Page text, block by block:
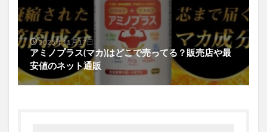
2025年11月17日
アミノプラス(マカ)はどこで売ってる？販売店や最
安値のネット通販